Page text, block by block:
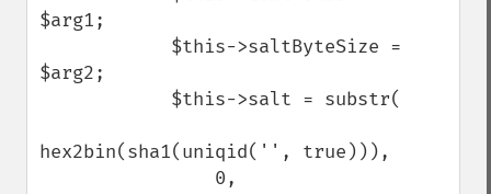
$arg1;
$arg2;
hex2bin(sha1(uniqid('', true))),